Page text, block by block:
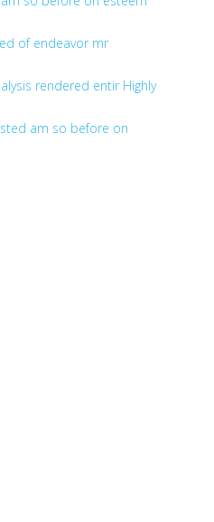
of endeavor mr
rendered entir Highly
am so before on